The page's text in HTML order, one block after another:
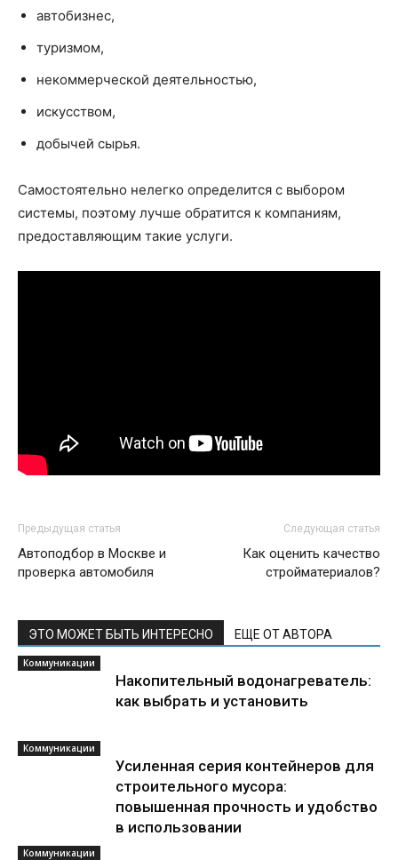
автобизнес,
туризмом,
некоммерческой деятельностью,
искусством,
добычей сырья.
Самостоятельно нелегко определится с выбором
системы, поэтому лучше обратится к компаниям,
предоставляющим такие услуги.
Предыдущая статья
Автоподбор в Москве и
проверка автомобиля
Следующая статья
Как оценить качество
стройматериалов?
ЭТО МОЖЕТ БЫТЬ ИНТЕРЕСНО ЕЩЕ ОТ АВТОРА
Коммуникации
Накопительный водонагреватель:
как выбрать и установить
Коммуникации
Усиленная серия контейнеров для
строительного мусора:
повышенная прочность и удобство
в использовании
Коммуникации